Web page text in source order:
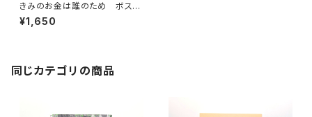
きみのお金は誰のため ボスが
教えてくれた「お金の謎」と「社
会のしくみ」
¥1,650
同じカテゴリの商品